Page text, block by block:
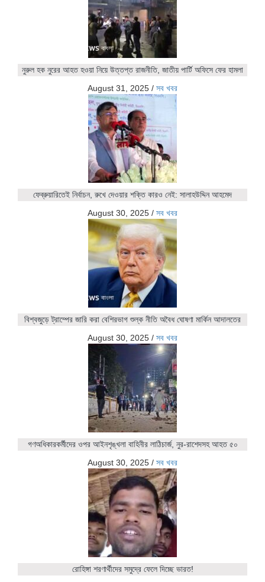
নুরুল হক নুরের আহত হওয়া নিয়ে উত্তপ্ত রাজনীতি, জাতীয় পার্টি অফিসে ফের হামলা
August 31, 2025 / সব খবর
ফেব্রুয়ারিতেই নির্বাচন, রুখে দেওয়ার শক্তি কারও নেই: সালাহউদ্দিন আহমেদ
August 30, 2025 / সব খবর
বিশ্বজুড়ে ট্রাম্পের জারি করা বেশিরভাগ শুল্ক নীতি অবৈধ ঘোষণা মার্কিন আদালতের
August 30, 2025 / সব খবর
গণঅধিকারকর্মীদের ওপর আইনশৃঙ্খলা বাহিনীর লাঠিচার্জ, নুর-রাশেদসহ আহত ৫০
August 30, 2025 / সব খবর
রোহিঙ্গা শরণার্থীদের সমুদ্রে ফেলে দিচ্ছে ভারত!